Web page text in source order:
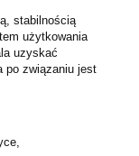
stabilnością
użytkowania
uzyskać
po związaniu jest